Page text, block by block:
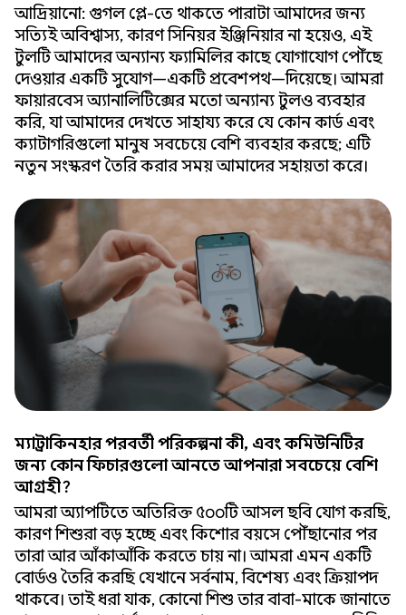
আদ্রিয়ানো: গুগল প্লে-তে থাকতে পারাটা আমাদের জন্য
সত্যিই অবিশ্বাস্য, কারণ সিনিয়র ইঞ্জিনিয়ার না হয়েও, এই
টুলটি আমাদের অন্যান্য ফ্যামিলির কাছে যোগাযোগ পৌঁছে
দেওয়ার একটি সুযোগ—একটি প্রবেশপথ—দিয়েছে। আমরা
ফায়ারবেস অ্যানালিটিক্সের মতো অন্যান্য টুলও ব্যবহার
করি, যা আমাদের দেখতে সাহায্য করে যে কোন কার্ড এবং
ক্যাটাগরিগুলো মানুষ সবচেয়ে বেশি ব্যবহার করছে; এটি
নতুন সংস্করণ তৈরি করার সময় আমাদের সহায়তা করে।
ম্যাট্রাকিনহার পরবর্তী পরিকল্পনা কী, এবং কমিউনিটির
জন্য কোন ফিচারগুলো আনতে আপনারা সবচেয়ে বেশি
আগ্রহী?
আমরা অ্যাপটিতে অতিরিক্ত ৫০০টি আসল ছবি যোগ করছি,
কারণ শিশুরা বড় হচ্ছে এবং কিশোর বয়সে পৌঁছানোর পর
তারা আর আঁকাআঁকি করতে চায় না। আমরা এমন একটি
বোর্ডও তৈরি করছি যেখানে সর্বনাম, বিশেষ্য এবং ক্রিয়াপদ
থাকবে। তাই ধরা যাক, কোনো শিশু তার বাবা-মাকে জানাতে